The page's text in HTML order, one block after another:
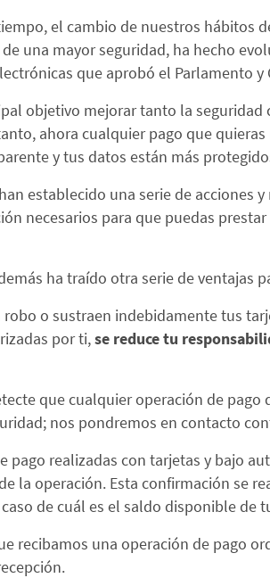
el cambio de nuestros hábitos
una mayor seguridad, ha hecho
que aprobó el Parlamento y
objetivo mejorar tanto la
ahora cualquier pago que
y tus datos están más
establecido una serie de
necesarios para que puedas
ha traído otra serie de ventajas
robo o sustraen indebidamente tus
por ti,se reduce tu
que cualquier operación de
nos pondremos en contacto
pago realizadas con tarjetas y bajo
la operación. Esta confirmación se
de cuál es el saldo disponible de
recibamos una operación de pago